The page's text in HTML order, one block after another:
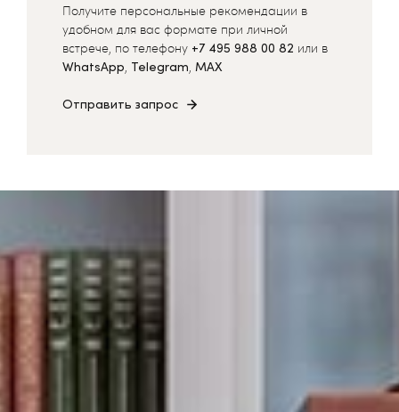
Получите персональные рекомендации в
удобном для вас формате при личной
встрече, по телефону +7 495 988 00 82 или в
WhatsApp, Telegram, MAX
Отправить запрос